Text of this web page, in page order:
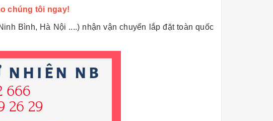
chúng tôi ngay!
Bình, Hà Nội ....) nhận vận chuyển lắp đặt toàn quốc